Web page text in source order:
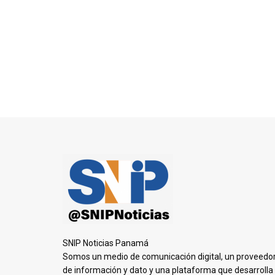
SNIP Noticias Panamá
Somos un medio de comunicación digital, un
de información y dato y una plataforma que desarrolla